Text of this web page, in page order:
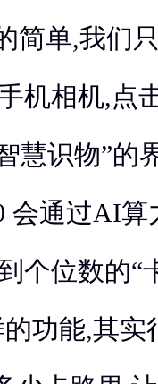
简单,我们
机相机,点
慧识物”的
会通过AI
个位数的“
的功能,其